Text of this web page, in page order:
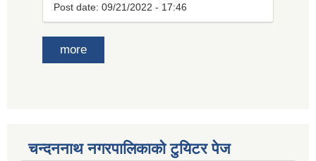
Post date: 09/21/2022 - 17:46
more
चन्दननाथ नगरपालिकाको टुयिटर पेज